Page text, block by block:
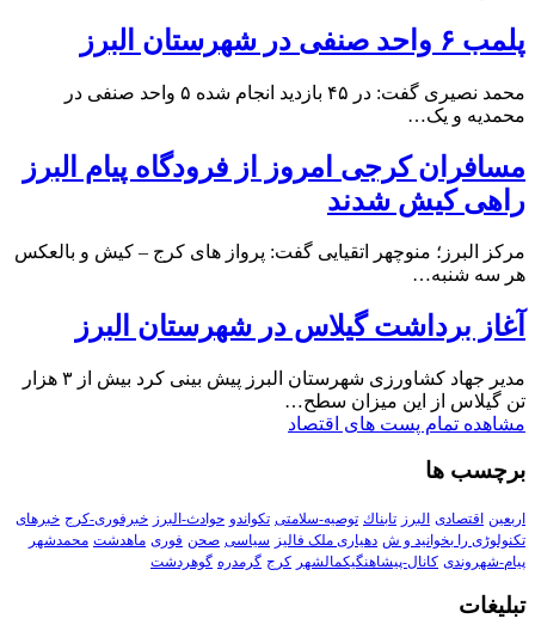
پلمب ۶ واحد صنفی در شهرستان البرز
محمد نصیری گفت: در ۴۵ بازدید انجام شده ۵ واحد صنفی در
محمدیه و یک…
مسافران کرجی امروز از فرودگاه پیام البرز
راهی کیش شدند
مرکز البرز؛ منوچهر اتقیایی گفت: پرواز های کرج – کیش و بالعکس
هر سه شنبه…
آغاز برداشت گیلاس در شهرستان البرز
مدیر جهاد کشاورزی شهرستان البرز پیش بینی کرد بیش از ۳ هزار
تن گیلاس از این میزان سطح…
مشاهده تمام پست های اقتصاد
برچسب ها
اربعین اقتصادی البرز تابناك توصیه-سلامتی تکواندو حوادث-البرز خبرفوری-کرج خبرهای
تکنولوڑی را بخوانید و ش دهیاری ملک فالیز سیاسی صحن فوری ماهدشت محمدشهر
پیام-شهروندی کانال-پیشاهنگیکمالشهر کرج گرمدره گوهردشت
تبلیغات